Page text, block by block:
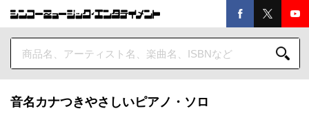
音名カナつきやさしいピアノ・ソロ